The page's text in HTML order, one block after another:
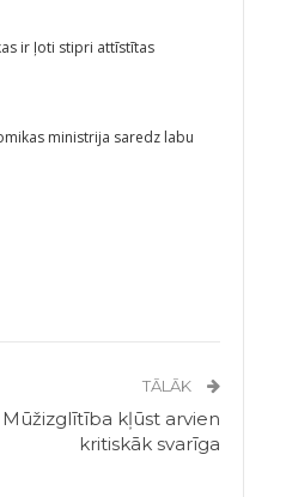
ir ļoti stipri attīstītas
ministrija saredz labu
TĀLĀK
kļūst arvien
kritiskāk svarīga